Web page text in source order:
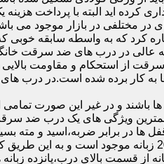
کرده اید البته با پرداخت
در بازار موجود می
اشاره کرد که به واسطه سابقه
در درب های ضد سرقت خانگی
از استحکام و مقاومت بالایی
به کار برده شده است.در درب
باشند و در غیر این صورت
ویژگی های یک درب ضد
در برابر ضربه،اسید و مته
سیستم استفاده می شود که این در نمونه